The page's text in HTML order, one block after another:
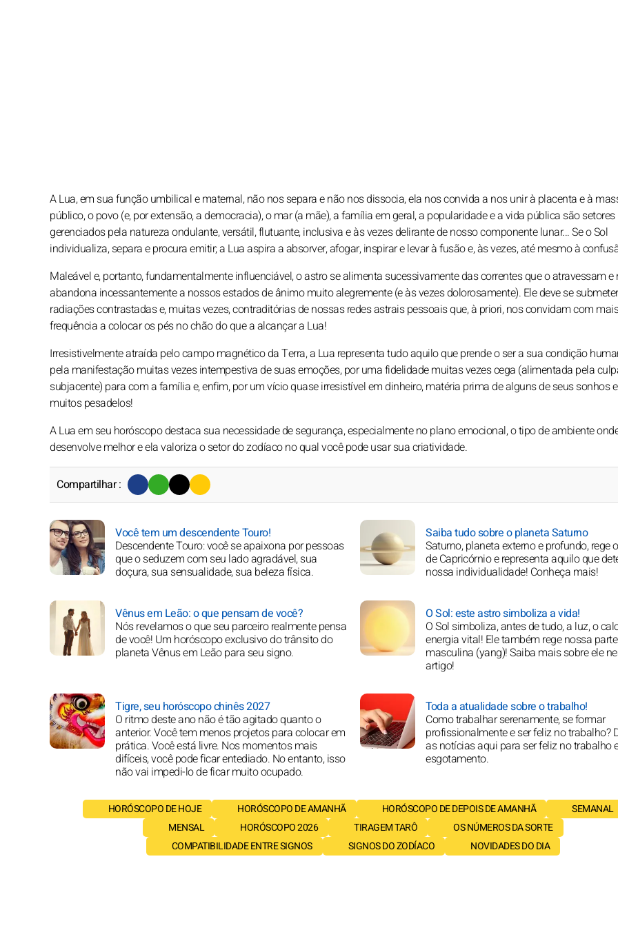
A Lua, em sua função umbilical e maternal, não nos separa e não nos dissocia, ela nos convida a nos unir à placenta e à
público, o povo (e, por extensão, a democracia), o mar (a mãe), a família em geral, a popularidade e a vida pública são setores
gerenciados pela natureza ondulante, versátil, flutuante, inclusiva e às vezes delirante de nosso componente lunar... Se o Sol
individualiza, separa e procura emitir; a Lua aspira a absorver, afogar, inspirar e levar à fusão e, às vezes, até mesmo à
Maleável e, portanto, fundamentalmente influenciável, o astro se alimenta sucessivamente das correntes que o atravessam e
abandona incessantemente a nossos estados de ânimo muito alegremente (e às vezes dolorosamente). Ele deve se
radiações contrastadas e, muitas vezes, contraditórias de nossas redes astrais pessoais que, à priori, nos convidam com mais
frequência a colocar os pés no chão do que a alcançar a Lua!
Irresistivelmente atraída pelo campo magnético da Terra, a Lua representa tudo aquilo que prende o ser a sua condição
pela manifestação muitas vezes intempestiva de suas emoções, por uma fidelidade muitas vezes cega (alimentada pela
subjacente) para com a família e, enfim, por um vício quase irresistível em dinheiro, matéria prima de alguns de seus sonhos
muitos pesadelos!
A Lua em seu horóscopo destaca sua necessidade de segurança, especialmente no plano emocional, o tipo de ambiente
desenvolve melhor e ela valoriza o setor do zodíaco no qual você pode usar sua criatividade.
Compartilhar :
Você tem um descendente Touro!
Descendente Touro: você se apaixona por pessoas
que o seduzem com seu lado agradável, sua
doçura, sua sensualidade, sua beleza física.
Saiba tudo sobre o planeta Saturno
Saturno, planeta externo e profundo, rege
de Capricórnio e representa aquilo que
nossa individualidade! Conheça mais!
Vênus em Leão: o que pensam de você?
Nós revelamos o que seu parceiro realmente pensa
de você! Um horóscopo exclusivo do trânsito do
planeta Vênus em Leão para seu signo.
O Sol: este astro simboliza a vida!
O Sol simboliza, antes de tudo, a luz, o
energia vital! Ele também rege nossa parte
masculina (yang)! Saiba mais sobre ele
artigo!
Tigre, seu horóscopo chinês 2027
O ritmo deste ano não é tão agitado quanto o
anterior. Você tem menos projetos para colocar em
prática. Você está livre. Nos momentos mais
difíceis, você pode ficar entediado. No entanto, isso
não vai impedi-lo de ficar muito ocupado.
Toda a atualidade sobre o trabalho!
Como trabalhar serenamente, se formar
profissionalmente e ser feliz no trabalho?
as notícias aqui para ser feliz no trabalho
esgotamento.
HORÓSCOPO DE HOJE HORÓSCOPO DE AMANHÃ HORÓSCOPO DE DEPOIS DE AMANHÃ
SEMANAL
MENSAL
HORÓSCOPO 2026 TIRAGEM TARÔ
OS NÚMEROS DA SORTE
COMPATIBILIDADE ENTRE SIGNOS
SIGNOS DO ZODÍACO NOVIDADES DO DIA